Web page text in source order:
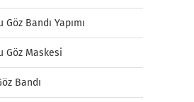
Göz Bandı Yapımı
Göz Maskesi
Bandı